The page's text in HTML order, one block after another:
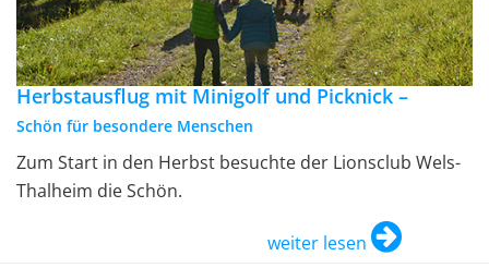
Herbstausflug mit Minigolf und Picknick –
Schön für besondere Menschen
Zum Start in den Herbst besuchte der Lionsclub Wels-
Thalheim die Schön.
weiter lesen